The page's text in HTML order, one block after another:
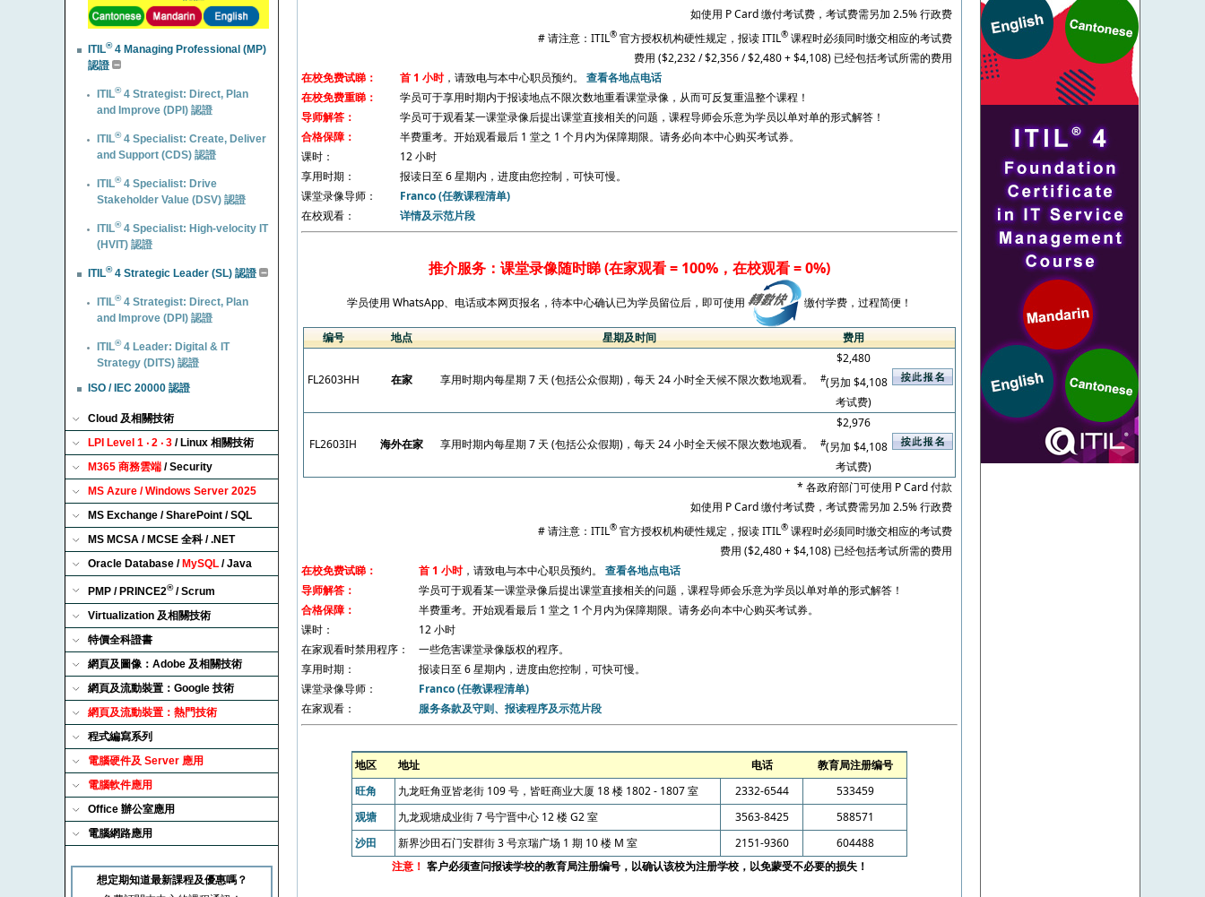
ITIL®4 Managing Professional (MP)
認證
ITIL®4 Strategist: Direct, Plan
and Improve (DPI) 認證
ITIL®4 Specialist: Create, Deliver
and Support (CDS) 認證
ITIL®4 Specialist: Drive
Stakeholder Value (DSV) 認證
ITIL®4 Specialist: High-velocity IT
(HVIT) 認證
ITIL®4 Strategic Leader (SL) 認證
ITIL®4 Strategist: Direct, Plan
and Improve (DPI) 認證
ITIL®4 Leader: Digital & IT
Strategy (DITS) 認證
ISO / IEC 20000 認證
Cloud 及相關技術
LPI Level 1 ‧ 2 ‧ 3 / Linux 相關技術
M365 商務雲端 / Security
MS Azure / Windows Server 2025
MS Exchange / SharePoint / SQL
MS MCSA / MCSE 全科 / .NET
Oracle Database / MySQL / Java
PMP / PRINCE2®/ Scrum
Virtualization 及相關技術
特價全科證書
網頁及圖像：Adobe 及相關技術
網頁及流動裝置：Google 技術
網頁及流動裝置：熱門技術
程式編寫系列
電腦硬件及 Server 應用
電腦軟件應用
Office 辦公室應用
電腦網路應用
想定期知道最新課程及優惠嗎？